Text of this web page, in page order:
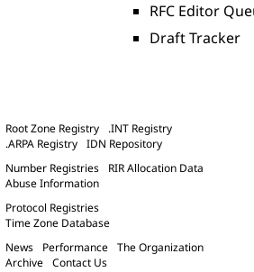
RFC Editor
Draft Tracker
Root Zone Registry
.INT Registry
.ARPA Registry IDN Repository
Number Registries
RIR Allocation Data
Abuse Information
Protocol Registries
Time Zone Database
News Performance The Organization
Archive Contact Us